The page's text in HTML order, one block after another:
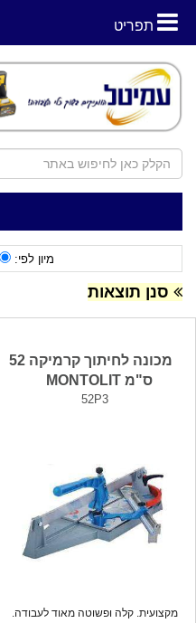
תפריט
מיון לפי:
סנן תוצאות
מכונה לחיתוך קרמיקה 52
ס"מ MONTOLIT
52P3
מקצועית. קלה ופשוטה מאוד לעבודה.